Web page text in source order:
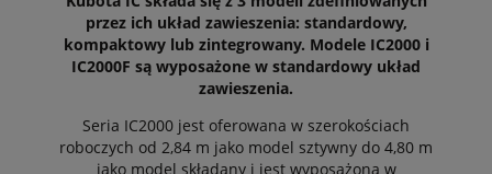
przez ich układ zawieszenia: standardowy,
kompaktowy lub zintegrowany. Modele IC2000 i
IC2000F są wyposażone w standardowy układ
zawieszenia.
Seria IC2000 jest oferowana w szerokościach
roboczych od 2,84 m jako model sztywny do 4,80 m
jako model składany i jest wyposażona w